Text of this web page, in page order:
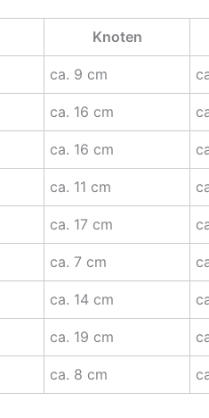
Knoten
ca. 9 cm
ca. 16 cm
ca. 16 cm
ca. 11 cm
ca. 17 cm
ca. 7 cm
ca. 14 cm
ca. 19 cm
ca. 8 cm